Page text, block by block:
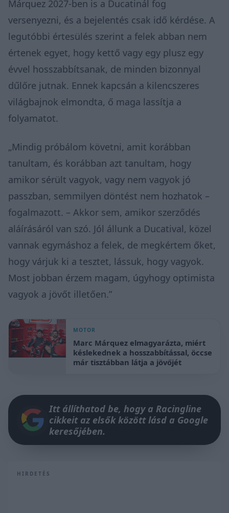
Márquez 2027-ben is a Ducatinál fog
versenyezni, és a bejelentés csak idő kérdése. A
legutóbbi értesülés szerint a felek abban nem
értenek egyet, hogy kettő vagy egy plusz egy
évvel hosszabbítsanak, de minden bizonnyal
dűlőre jutnak. Ennek kapcsán a kilencszeres
világbajnok elmondta, ő maga lassítja a
folyamatot.
„Mindig próbálom követni, amit korábban
tanultam, és korábban azt tanultam, hogy
amikor sérült vagyok, vagy nem vagyok jó
passzban, semmilyen döntést nem hozhatok –
fogalmazott. – Akkor sem, amikor szerződés
aláírásáról van szó. Jól állunk a Ducatival, közel
vannak egymáshoz a felek, de megkértem őket,
hogy várjuk ki a tesztet, lássuk, hogy vagyok.
Most jobban érzem magam, úgyhogy optimista
vagyok a jövőt illetően.”
MOTOR
Marc Márquez elmagyarázta, miért
késlekednek a hosszabbítással, öccse
már tisztábban látja a jövőjét
Itt állíthatod be, hogy a Racingline
cikkeit az elsők között lásd a Google
keresőjében.
HIRDETÉS